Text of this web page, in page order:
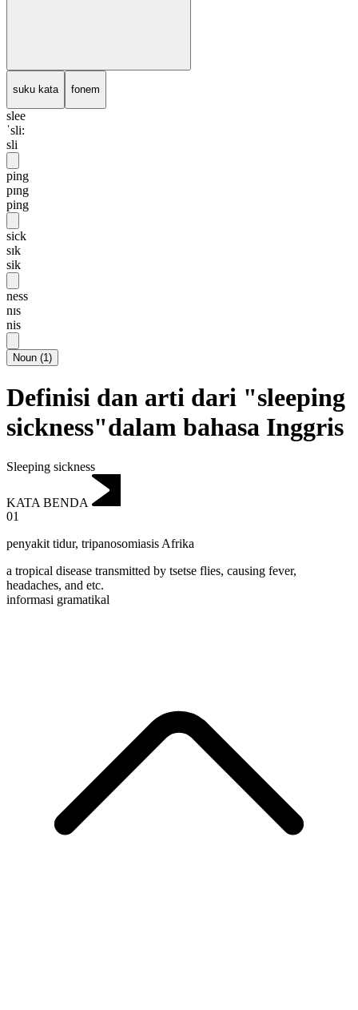
suku kata fonem
slee
ˈsli:
sli
ping
pɪng
ping
sick
sɪk
sik
ness
nɪs
nis
Noun (1)
Definisi dan arti dari "sleeping
sickness"dalam bahasa Inggris
Sleeping sickness
KATA BENDA
01
penyakit tidur, tripanosomiasis Afrika
a tropical disease transmitted by tsetse flies, causing fever,
headaches, and etc.
informasi gramatikal